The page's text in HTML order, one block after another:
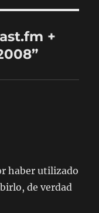
+
haber utilizado
de verdad